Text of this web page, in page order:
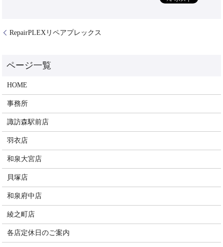
RepairPLEXリペアプレックス
HOME
事務所
諏訪森駅前店
羽衣店
和泉大宮店
貝塚店
和泉府中店
綾之町店
各店定休日のご案内